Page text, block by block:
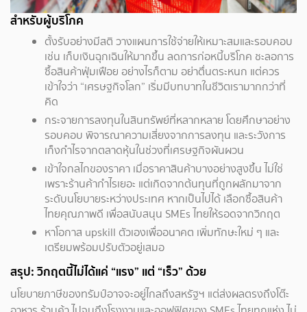
สำหรับผู้บริโภค
ตั้งรับอย่างมีสติ วางแผนการใช้จ่ายให้เหมาะสมและรอบคอบ
เช่น เก็บเงินฉุกเฉินให้มากขึ้น ลดการก่อหนี้บริโภค ชะลอการ
ซื้อสินค้าฟุ่มเฟือย อย่างไรก็ตาม อย่าตื่นตระหนก แต่ควร
เข้าใจว่า “เศรษฐกิจโลก” เริ่มมีบทบาทในชีวิตเรามากกว่าที่
คิด
กระจายการลงทุนในสินทรัพย์ที่หลากหลาย โดยศึกษาอย่าง
รอบคอบ พิจารณาความเสี่ยงจากการลงทุน และระวังการ
เก็งกำไรจากตลาดหุ้นในช่วงที่เศรษฐกิจผันผวน
เข้าใจกลไกของราคา เมื่อราคาสินค้าบางอย่างสูงขึ้น ไม่ใช่
เพราะร้านค้ากำไรเยอะ แต่เกิดจากต้นทุนที่ถูกผลักมาจาก
ระดับนโยบายระหว่างประเทศ หากเป็นไปได้ เลือกซื้อสินค้า
ไทยคุณภาพดี เพื่อสนับสนุน SMEs ไทยให้รอดจากวิกฤต
หาโอกาส upskill ตัวเองเพื่ออนาคต เพิ่มทักษะใหม่ ๆ และ
เตรียมพร้อมปรับตัวอยู่เสมอ
สรุป: วิกฤตนี้ไม่ได้แค่ “แรง” แต่ “เร็ว” ด้วย
นโยบายภาษีของทรัมป์อาจจะอยู่ไกลถึงสหรัฐฯ แต่ส่งผลตรงถึงโต๊ะ